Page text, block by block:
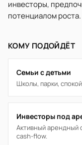
инвесторы,
потенциалом роста.
КОМУ ПОДОЙДЁТ
Семьи с детьми
Школы, парки,
Инвесторы под
Активный арендный
cash-flow.